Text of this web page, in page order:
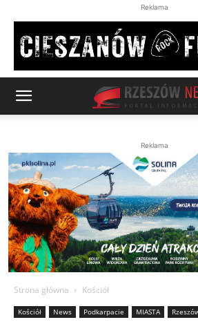
Reklama
Reklama
Strona główna Kościół
Kościół News Podkarpacie MIASTA